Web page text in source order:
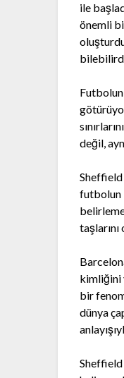
ile
önemli
değil,
Sheffield
futbolun
kimliğini
bir
dünya